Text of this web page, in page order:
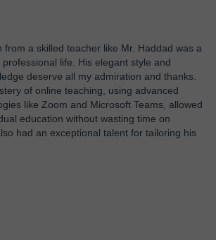
from a skilled teacher like Mr. Haddad was a
life. His elegant style and
deserve all my admiration and thanks.
of online teaching, using advanced
like Zoom and Microsoft Teams, allowed
education without wasting time on
had an exceptional talent for tailoring his